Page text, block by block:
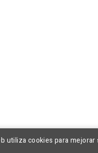
utiliza cookies para